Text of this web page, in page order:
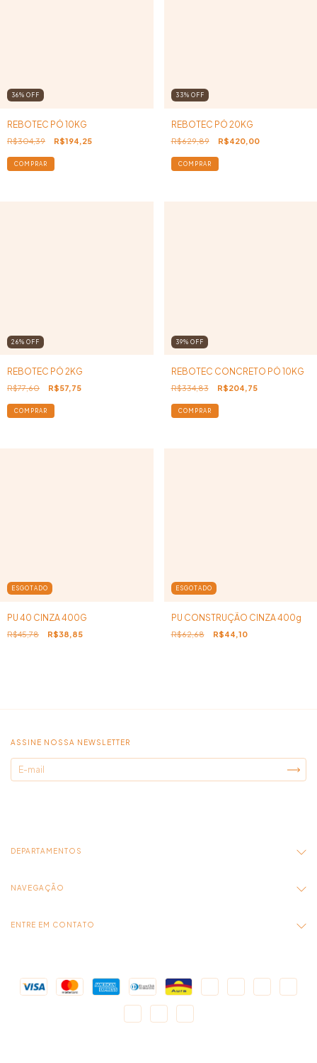
36% OFF
REBOTEC PÓ 10KG
R$304,39 R$194,25
33% OFF
REBOTEC PÓ 20KG
R$629,89 R$420,00
26% OFF
REBOTEC PÓ 2KG
R$77,60 R$57,75
39% OFF
REBOTEC CONCRETO PÓ 10KG
R$334,83 R$204,75
ESGOTADO
PU 40 CINZA 400G
R$45,78 R$38,85
ESGOTADO
PU CONSTRUÇÃO CINZA 400g
R$62,68 R$44,10
ASSINE NOSSA NEWSLETTER
DEPARTAMENTOS
NAVEGAÇÃO
ENTRE EM CONTATO